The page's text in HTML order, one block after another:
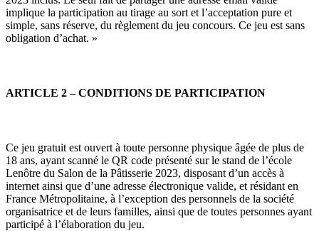
implique la participation au tirage au sort et l’acceptation pure et
simple, sans réserve, du règlement du jeu concours. Ce jeu est sans
obligation d’achat. »
ARTICLE 2 – CONDITIONS DE PARTICIPATION
Ce jeu gratuit est ouvert à toute personne physique âgée de plus de
18 ans, ayant scanné le QR code présenté sur le stand de l’école
Lenôtre du Salon de la Pâtisserie 2023, disposant d’un accès à
internet ainsi que d’une adresse électronique valide, et résidant en
France Métropolitaine, à l’exception des personnels de la société
organisatrice et de leurs familles, ainsi que de toutes personnes ayant
participé à l’élaboration du jeu.